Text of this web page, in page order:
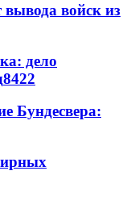
войск из
дело
8422
Бундесвера: